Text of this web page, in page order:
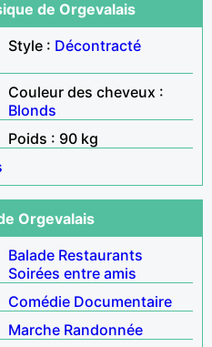
de Orgevalais
Style : Décontracté
Couleur des cheveux :
Blonds
Poids : 90 kg
Orgevalais
Balade Restaurants
Soirées entre amis
Comédie Documentaire
Marche Randonnée